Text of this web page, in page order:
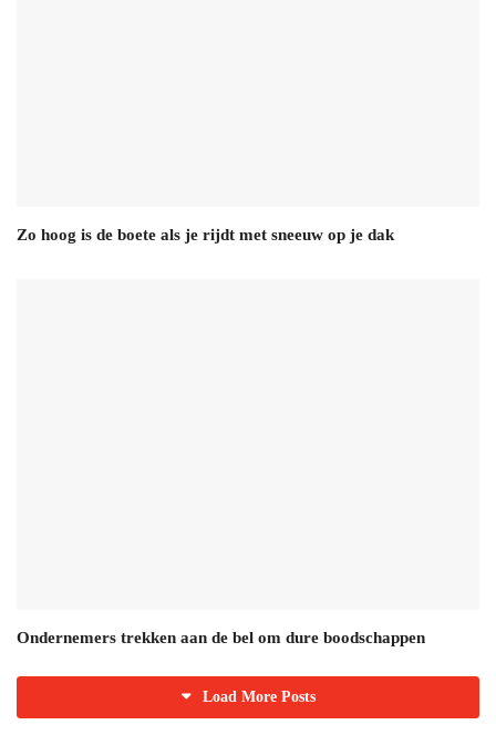
Zo hoog is de boete als je rijdt met sneeuw op je dak
Ondernemers trekken aan de bel om dure boodschappen
Load More Posts